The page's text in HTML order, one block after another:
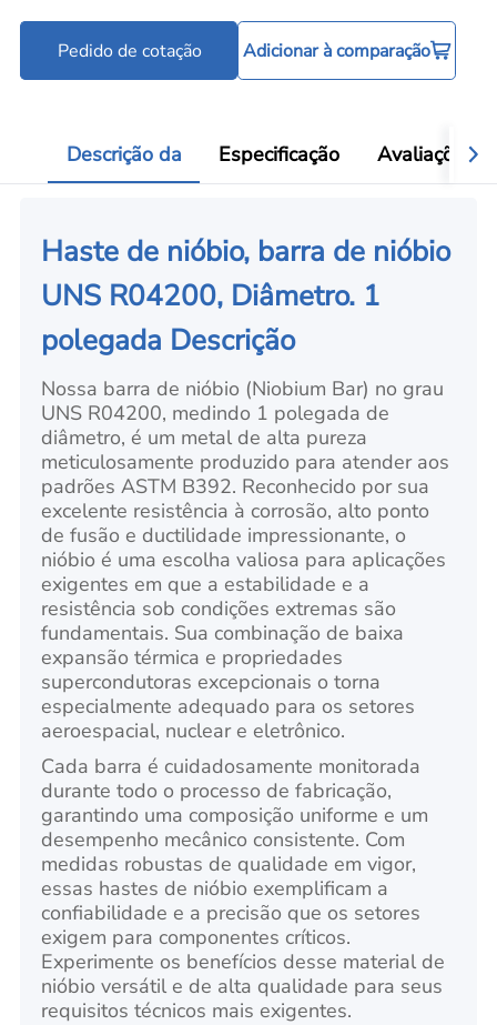
Pedido de cotação Adicionar à comparação
Descrição da Especificação Avaliações
Haste de nióbio, barra de nióbio
UNS R04200, Diâmetro. 1
polegada Descrição
Nossa barra de nióbio (Niobium Bar) no grau
UNS R04200, medindo 1 polegada de
diâmetro, é um metal de alta pureza
meticulosamente produzido para atender aos
padrões ASTM B392. Reconhecido por sua
excelente resistência à corrosão, alto ponto
de fusão e ductilidade impressionante, o
nióbio é uma escolha valiosa para aplicações
exigentes em que a estabilidade e a
resistência sob condições extremas são
fundamentais. Sua combinação de baixa
expansão térmica e propriedades
supercondutoras excepcionais o torna
especialmente adequado para os setores
aeroespacial, nuclear e eletrônico.
Cada barra é cuidadosamente monitorada
durante todo o processo de fabricação,
garantindo uma composição uniforme e um
desempenho mecânico consistente. Com
medidas robustas de qualidade em vigor,
essas hastes de nióbio exemplificam a
confiabilidade e a precisão que os setores
exigem para componentes críticos.
Experimente os benefícios desse material de
nióbio versátil e de alta qualidade para seus
requisitos técnicos mais exigentes.